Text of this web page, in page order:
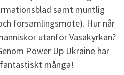
samt muntlig
församlingsmöte). Hur når
utanför Vasakyrkan?
Power Up Ukraine har
många!